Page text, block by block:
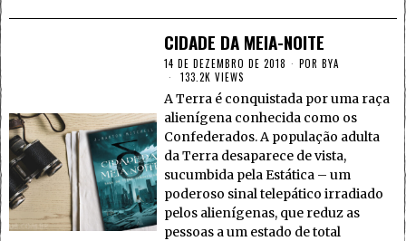
CIDADE DA MEIA-NOITE
14 DE DEZEMBRO DE 2018 PORBYA
133.2K VIEWS
A Terra é conquistada por uma raça
alienígena conhecida como os
Confederados. A população adulta
da Terra desaparece de vista,
sucumbida pela Estática – um
poderoso sinal telepático irradiado
pelos alienígenas, que reduz as
pessoas a um estado de total